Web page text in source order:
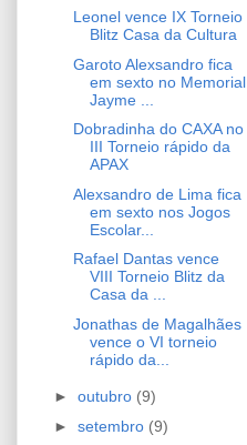
Leonel vence IX Torneio
Blitz Casa da Cultura
Garoto Alexsandro fica
em sexto no Memorial
Jayme ...
Dobradinha do CAXA no
III Torneio rápido da
APAX
Alexsandro de Lima fica
em sexto nos Jogos
Escolar...
Rafael Dantas vence
VIII Torneio Blitz da
Casa da ...
Jonathas de Magalhães
vence o VI torneio
rápido da...
► outubro (9)
► setembro (9)